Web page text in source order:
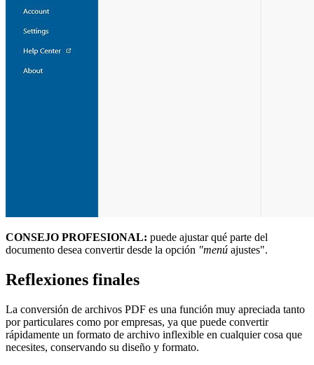
CONSEJO PROFESIONAL: puede ajustar qué parte del
documento desea convertir desde la opción "menú ajustes".
Reflexiones finales
La conversión de archivos PDF es una función muy apreciada tanto
por particulares como por empresas, ya que puede convertir
rápidamente un formato de archivo inflexible en cualquier cosa que
necesites, conservando su diseño y formato.